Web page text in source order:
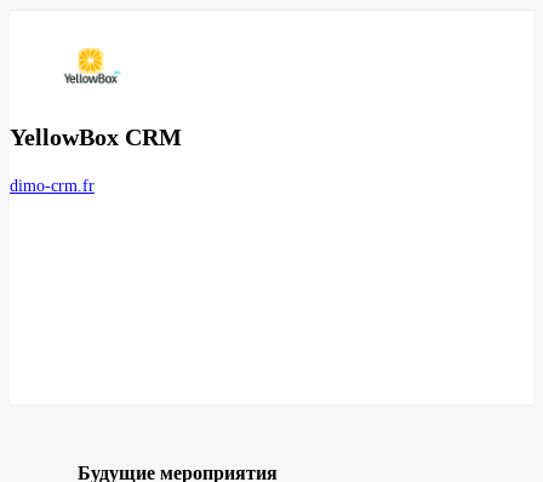
YellowBox CRM
dimo-crm.fr
Будущие мероприятия